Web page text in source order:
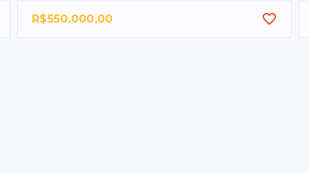
R$550.000,00